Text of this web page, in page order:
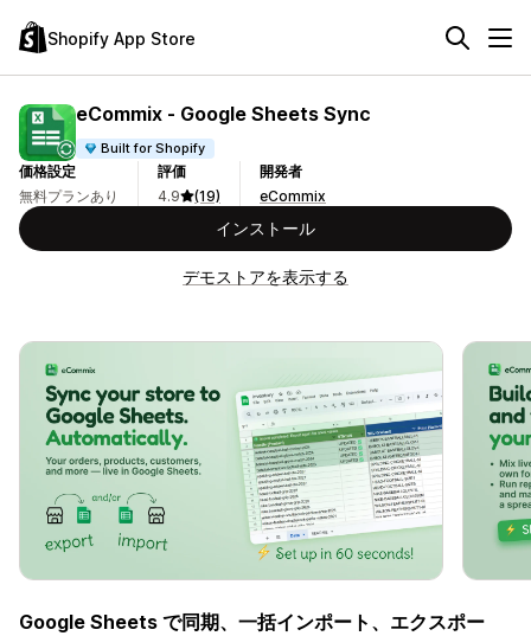
Shopify App Store
eCommix ‑ Google Sheets Sync
Built for Shopify
価格設定
無料プランあり
評価
4.9
(19)
開発者
eCommix
インストール
デモストアを表示する
Google Sheets で同期、一括インポート、エクスポー